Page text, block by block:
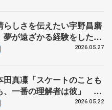
らしさを伝えたい宇野昌磨
夢が遠ざかる経験をした本
2026.05.27
田真凜「スケートのことも
、一番の理解者は彼」 引
インタビューで語った競技
2026.05.22